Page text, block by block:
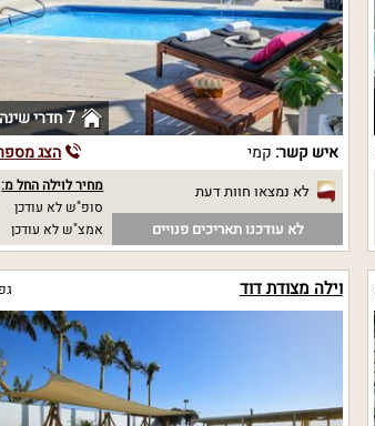
7 חדרי שינה
איש קשר: קמי הצג
לא נמצאו חוות דעת
לא עודכנו תאריכים פנויים
מחיר לוילה החל מ:
סופ"ש לא עודכן
אמצ"ש לא עודכן
וילה מצודת דוד